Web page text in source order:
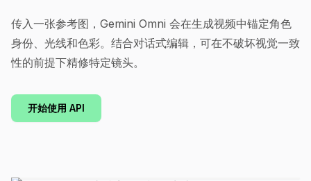
传入一张参考图，Gemini Omni 会在生成视频中锚定角色
身份、光线和色彩。结合对话式编辑，可在不破坏视觉一致
性的前提下精修特定镜头。
开始使用 API